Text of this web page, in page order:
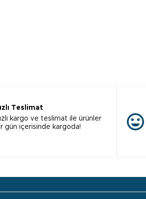
Teslimat
kargo ve teslimat ile ürünler
gün içerisinde kargoda!